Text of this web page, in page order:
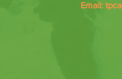
Email: